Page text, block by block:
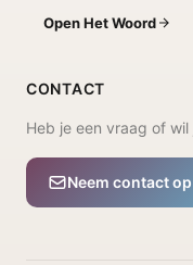
Open Het Woord
CONTACT
Heb je een vraag of
Neem contact op